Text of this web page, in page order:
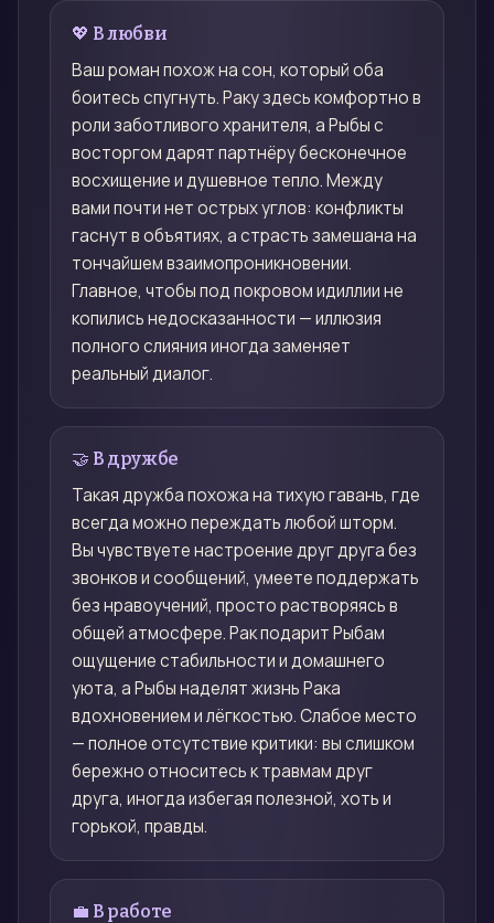
💖 В любви
Ваш роман похож на сон, который оба
боитесь спугнуть. Раку здесь комфортно в
роли заботливого хранителя, а Рыбы с
восторгом дарят партнёру бесконечное
восхищение и душевное тепло. Между
вами почти нет острых углов: конфликты
гаснут в объятиях, а страсть замешана на
тончайшем взаимопроникновении.
Главное, чтобы под покровом идиллии не
копились недосказанности — иллюзия
полного слияния иногда заменяет
реальный диалог.
🤝 В дружбе
Такая дружба похожа на тихую гавань, где
всегда можно переждать любой шторм.
Вы чувствуете настроение друг друга без
звонков и сообщений, умеете поддержать
без нравоучений, просто растворяясь в
общей атмосфере. Рак подарит Рыбам
ощущение стабильности и домашнего
уюта, а Рыбы наделят жизнь Рака
вдохновением и лёгкостью. Слабое место
— полное отсутствие критики: вы слишком
бережно относитесь к травмам друг
друга, иногда избегая полезной, хоть и
горькой, правды.
💼 В работе